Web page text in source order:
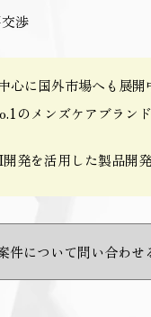
渉
心に国外市場へも展開
のメンズケアブラン
発を活用した製品開
件について問い合わせ